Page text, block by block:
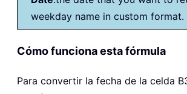
weekday name in custom format.
Cómo funciona esta fórmula
Para convertir la fecha de la celda